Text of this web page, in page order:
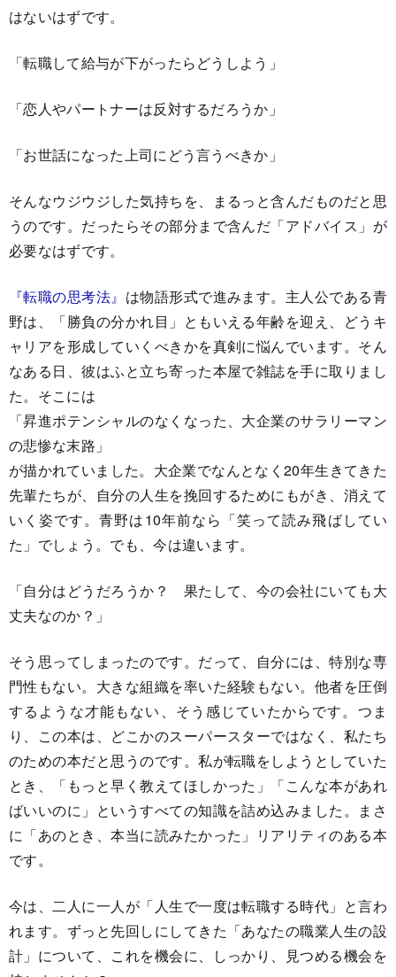
はないはずです。
「転職して給与が下がったらどうしよう」
「恋人やパートナーは反対するだろうか」
「お世話になった上司にどう言うべきか」
そんなウジウジした気持ちを、まるっと含んだものだと思
うのです。だったらその部分まで含んだ「アドバイス」が
必要なはずです。
『転職の思考法』 は物語形式で進みます。主人公である青
野は、「勝負の分かれ目」ともいえる年齢を迎え、どうキ
ャリアを形成していくべきかを真剣に悩んでいます。そん
なある日、彼はふと立ち寄った本屋で雑誌を手に取りまし
た。そこには
「昇進ポテンシャルのなくなった、大企業のサラリーマン
の悲惨な末路」
が描かれていました。大企業でなんとなく20年生きてきた
先輩たちが、自分の人生を挽回するためにもがき、消えて
いく姿です。青野は10年前なら「笑って読み飛ばしてい
た」でしょう。でも、今は違います。
「自分はどうだろうか？ 果たして、今の会社にいても大
丈夫なのか？」
そう思ってしまったのです。だって、自分には、特別な専
門性もない。大きな組織を率いた経験もない。他者を圧倒
するような才能もない、そう感じていたからです。つま
り、この本は、どこかのスーパースターではなく、私たち
のための本だと思うのです。私が転職をしようとしていた
とき、「もっと早く教えてほしかった」「こんな本があれ
ばいいのに」というすべての知識を詰め込みました。まさ
に「あのとき、本当に読みたかった」リアリティのある本
です。
今は、二人に一人が「人生で一度は転職する時代」と言わ
れます。ずっと先回しにしてきた「あなたの職業人生の設
計」について、これを機会に、しっかり、見つめる機会を